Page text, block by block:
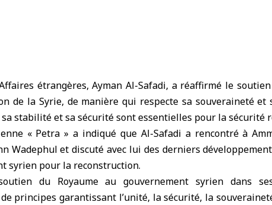
étrangères,Ayman Al-Safadi, a réaffirmé le
de la Syrie, de manière qui respecte sa souveraineté et
stabilité et sa sécurité sont essentielles pour la sécurité
« Petra » a indiqué que Al-Safadi a rencontré à
Wadephul et discuté avec lui des derniers
syrien pour la reconstruction.
du Royaume au gouvernement syrien dans
principes garantissant l’unité, la sécurité, la